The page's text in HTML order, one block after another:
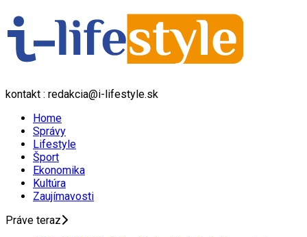
kontakt : redakcia@i-lifestyle.sk
Home
Správy
Lifestyle
Šport
Ekonomika
Kultúra
Zaujímavosti
Práve teraz